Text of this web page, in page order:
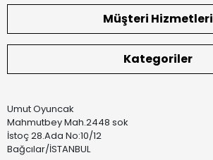
Müşteri Hizmetleri
Kategoriler
Umut Oyuncak
Mahmutbey Mah.2448 sok
İstoç 28.Ada No:10/12
Bağcılar/İSTANBUL